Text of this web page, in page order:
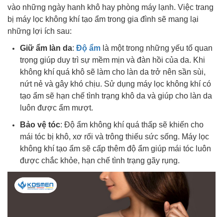
vào những ngày hanh khô hay phòng máy lạnh. Việc trang
bị máy lọc không khí tạo ẩm trong gia đình sẽ mang lại
những lợi ích sau:
Giữ ẩm làn da: Độ ẩm là một trong những yếu tố quan
trọng giúp duy trì sự mềm mịn và đàn hồi của da. Khi
không khí quá khô sẽ làm cho làn da trở nên sần sùi,
nứt nẻ và gây khó chịu. Sử dụng máy lọc không khí có
tạo ẩm sẽ hạn chế tình trạng khô da và giúp cho làn da
luôn được ẩm mượt.
Bảo vệ tóc: Độ ẩm không khí quá thấp sẽ khiến cho
mái tóc bị khô, xơ rối và trông thiếu sức sống. Máy lọc
không khí tạo ẩm sẽ cấp thêm độ ẩm giúp mái tóc luôn
được chắc khỏe, hạn chế tình trạng gãy rụng.